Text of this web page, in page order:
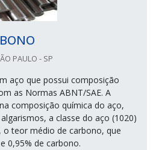
PAULO - SP
aço que possui composição
as Normas ABNT/SAE. A
composição química do aço,
a classe do aço (1020)
o teor médio de carbono, que
0,95% de carbono.